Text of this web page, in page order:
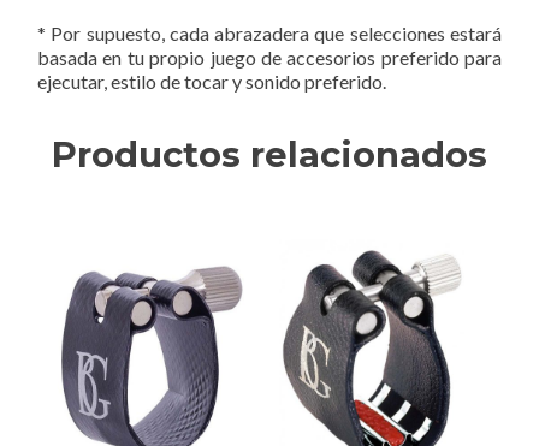
* Por supuesto, cada abrazadera que selecciones estará
basada en tu propio juego de accesorios preferido para
ejecutar, estilo de tocar y sonido preferido.
Productos relacionados